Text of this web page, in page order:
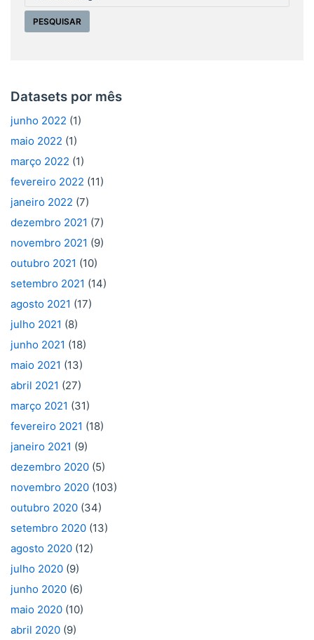
Datasets por mês
junho 2022 (1)
maio 2022 (1)
março 2022 (1)
fevereiro 2022 (11)
janeiro 2022 (7)
dezembro 2021 (7)
novembro 2021 (9)
outubro 2021 (10)
setembro 2021 (14)
agosto 2021 (17)
julho 2021 (8)
junho 2021 (18)
maio 2021 (13)
abril 2021 (27)
março 2021 (31)
fevereiro 2021 (18)
janeiro 2021 (9)
dezembro 2020 (5)
novembro 2020 (103)
outubro 2020 (34)
setembro 2020 (13)
agosto 2020 (12)
julho 2020 (9)
junho 2020 (6)
maio 2020 (10)
abril 2020 (9)